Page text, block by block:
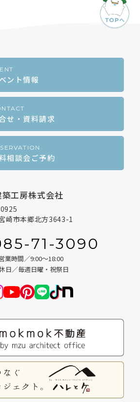
ント情報
せ・資料請求
相談会ご予約
工房株式会社
崎市本郷北方3643-1
71-3090
業時間／9:00～18:00
日／毎週日曜・祝祭日